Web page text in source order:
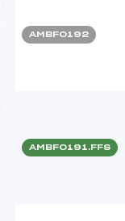
AMBF0192
AMBF0191.FFS